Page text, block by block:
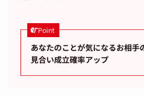
Point
あなたのことが気になるお相手
見合い成立確率アップ